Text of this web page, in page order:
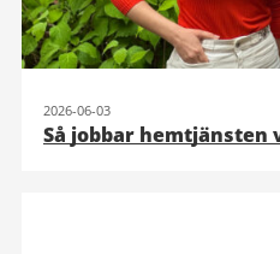
2026-06-03
Så jobbar hemtjänsten